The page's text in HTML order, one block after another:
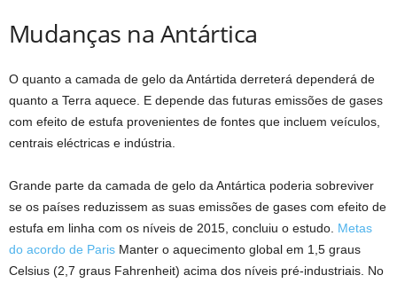
Mudanças na Antártica
O quanto a camada de gelo da Antártida derreterá dependerá de
quanto a Terra aquece. E depende das futuras emissões de gases
com efeito de estufa provenientes de fontes que incluem veículos,
centrais eléctricas e indústria.
Grande parte da camada de gelo da Antártica poderia sobreviver
se os países reduzissem as suas emissões de gases com efeito de
estufa em linha com os níveis de 2015, concluiu o estudo. Metas
do acordo de Paris Manter o aquecimento global em 1,5 graus
Celsius (2,7 graus Fahrenheit) acima dos níveis pré-industriais. No